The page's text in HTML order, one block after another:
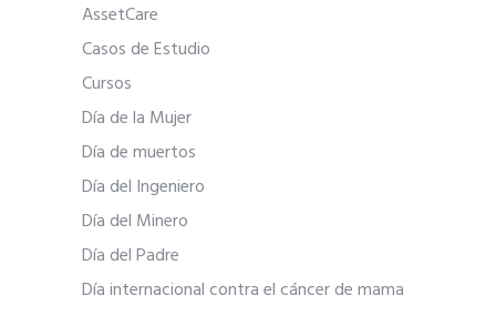
AssetCare
Casos de Estudio
Cursos
Día de la Mujer
Día de muertos
Día del Ingeniero
Día del Minero
Día del Padre
Día internacional contra el cáncer de mama